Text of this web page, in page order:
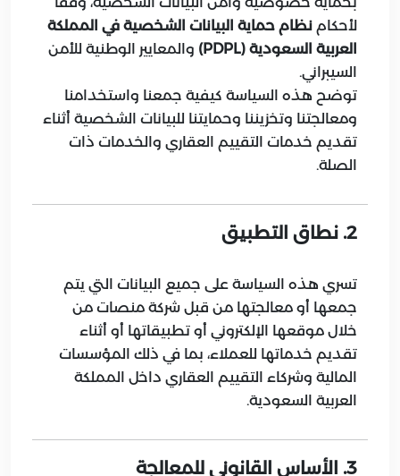
لأحكام نظام حماية البيانات الشخصية في المملكة
العربية السعودية (PDPL)
والمعايير الوطنية للأمن
السيبراني.
توضح هذه السياسة كيفية جمعنا واستخدامنا
ومعالجتنا وتخزيننا وحمايتنا للبيانات الشخصية أثناء
تقديم خدمات التقييم العقاري والخدمات ذات
الصلة.
2. نطاق التطبيق
تسري هذه السياسة على جميع البيانات التي يتم
جمعها أو معالجتها من قبل شركة منصات من
خلال موقعها الإلكتروني أو تطبيقاتها أو أثناء
تقديم خدماتها للعملاء، بما في ذلك المؤسسات
المالية وشركاء التقييم العقاري داخل المملكة
العربية السعودية.
3. الأساس القانوني للمعالجة